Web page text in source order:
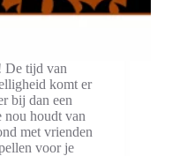
De tijd van
komt er
bij dan een
nou houdt van
met vrienden
voor je